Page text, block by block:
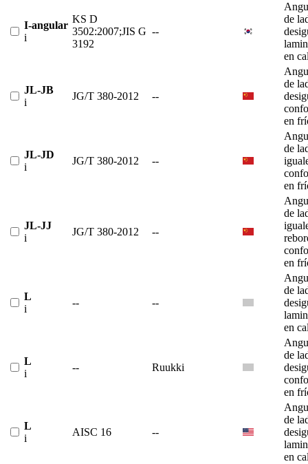
I-angular
i
KS D
3502:2007;JIS G
3192
--
de
en
JL-JB
i
JG/T 380-2012 --
de
en
JL-JD
i
JG/T 380-2012 --
de
en
JL-JJ
i
JG/T 380-2012 --
de
en
L
i
-- --
de
en
L
i
-- Ruukki
de
en
L
i
AISC 16 --
de
en